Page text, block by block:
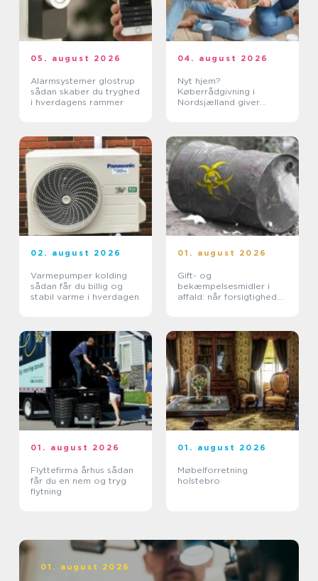
05. august 2026
Alarmsystemer glostrup
sådan skaber du tryghed
i hverdagens rammer
04. august 2026
Nyt hjem?
Køberrådgivning i
Nordsjælland giver
02. august 2026
Varmepumper kolding
sådan får du billig og
stabil varme i hverdagen
01. august 2026
Gift- og
bekæmpelsesmidler i
affald: når forsigtighed
01. august 2026
Flyttefirma århus sådan
får du en nem og tryg
flytning
01. august 2026
Møbelforretning
holstebro
01. august 2026